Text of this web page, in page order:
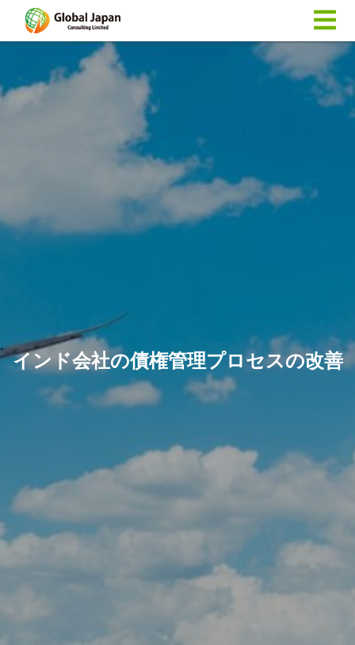
インド会社の債権管理プロセスの改善